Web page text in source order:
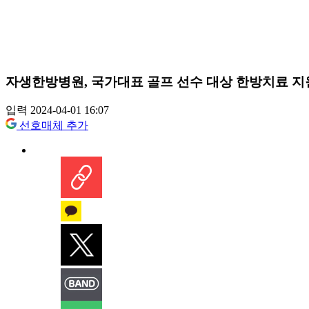
자생한방병원, 국가대표 골프 선수 대상 한방치료 지
입력 2024-04-01 16:07
선호매체 추가